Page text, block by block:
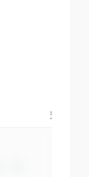
交易产品